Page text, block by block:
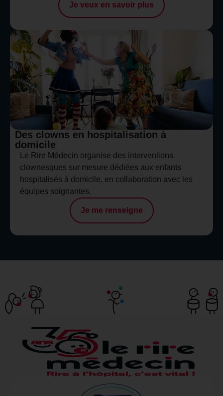
Je veux en savoir plus
Des clowns en hospitalisation à
domicile
Le Rire Médecin organise des interventions
clownesques sur mesure dédiées aux enfants
hospitalisés à domicile, en collaboration avec les
équipes soignantes.
Je me renseigne